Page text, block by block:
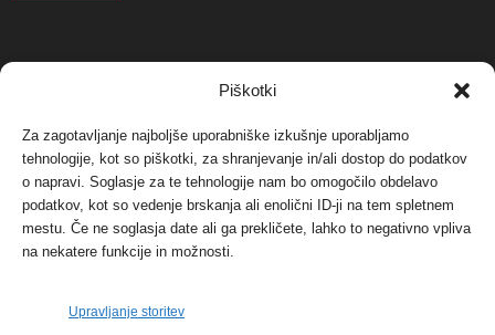
Piškotki
Za zagotavljanje najboljše uporabniške izkušnje uporabljamo
tehnologije, kot so piškotki, za shranjevanje in/ali dostop do podatkov
o napravi. Soglasje za te tehnologije nam bo omogočilo obdelavo
podatkov, kot so vedenje brskanja ali enolični ID-ji na tem spletnem
mestu. Če ne soglasja date ali ga prekličete, lahko to negativno vpliva
na nekatere funkcije in možnosti.
Upravljanje storitev
NAJBOLJ KOMENTIRANO
Protest proti vetrnim elektrarnam na Ojstrici, v
svetu pa vedno bolj...
Dogodki 12. maja, 2017
Tožilstvo v Celovcu v korist elektrarnam
Verbund